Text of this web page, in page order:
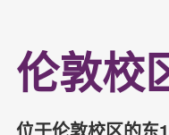
伦敦校